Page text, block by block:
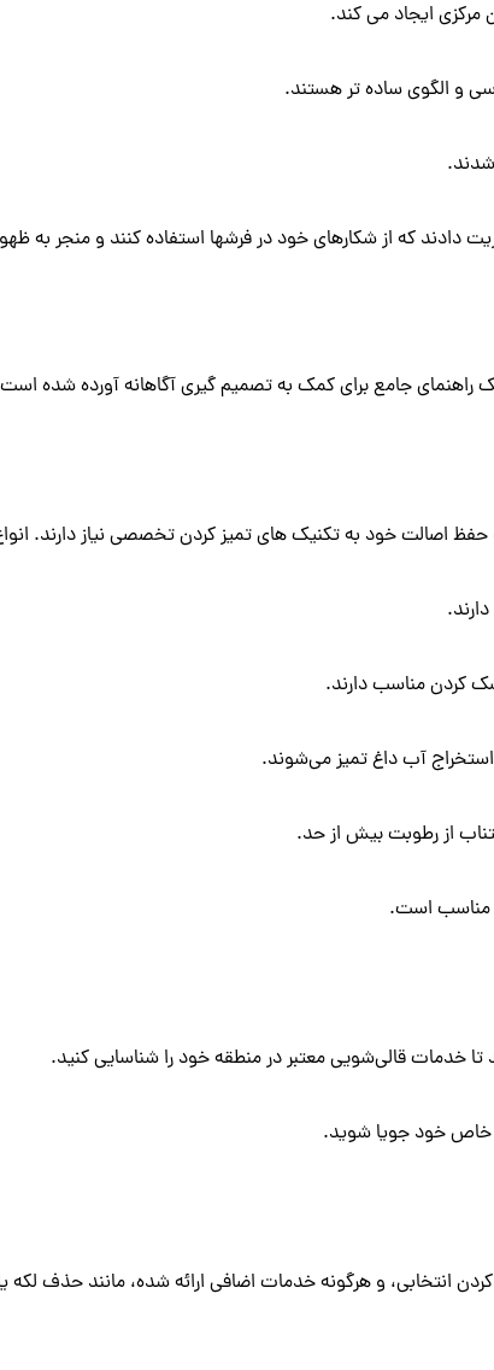
ایجاد می کند.
و الگوی ساده تر هستند.
دادند که از شکارهای خود در فرشها استفاده کنند و منجر به
راهنمای جامع برای کمک به تصمیم گیری آگاهانه آورده شده
خود به تکنیک های تمیز کردن تخصصی نیاز دارند. انواع
مناسب دارند.
آب داغ تمیز می‌شوند.
از رطوبت بیش از حد.
مناسب است.
خدمات قالی‌شویی معتبر در منطقه خود را شناسایی کنید.
خاص خود جویا شوید.
و هرگونه خدمات اضافی ارائه شده، مانند حذف لکه یا